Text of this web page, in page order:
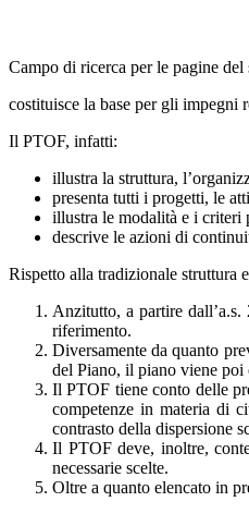
Campo di ricerca per le pagine del
costituisce la base per gli impegni
Il PTOF, infatti:
illustra la struttura,
presenta tutti i progetti, le
illustra le modalità e i criteri
descrive le azioni di
Rispetto alla tradizionale struttura
Anzitutto, a partire dall’a.s.
riferimento.
Diversamente da quanto
del Piano, il piano viene
Il PTOF tiene conto delle
competenze in materia di
contrasto della dispersione
Il PTOF deve, inoltre,
necessarie scelte.
Oltre a quanto elencato in